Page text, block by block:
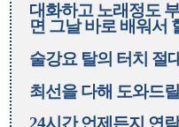
대화하고 노래정도
면 그날 바로 배워서
술강요 탈의 터치 절
최선을 다해 도와드